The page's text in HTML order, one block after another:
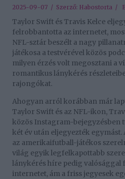
2025-09-07 / Szerző: Habostorta /
Taylor Swift és Travis Kelce
felrobbantotta az internetet,
NFL-sztár beszélt a nagy
játékosa a testvérével közös
milyen érzés volt megosztani a
romantikus lánykérés
rajongókat.
Ahogyan arról korábban már
Taylor Swift és az NFL-ikon,
közös Instagram-bejegyzésben
két év után eljegyezték
az amerikaifutball-játékos
világ egyik legfelkapottabb
lánykérés híre pedig valósággal
internetet, ám a friss jegyesek